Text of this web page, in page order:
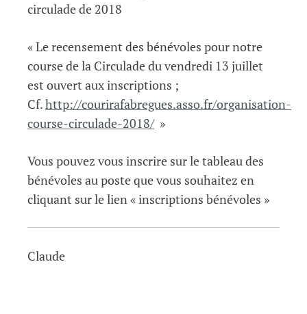
circulade de 2018
« Le recensement des bénévoles pour notre
course de la Circulade du vendredi 13 juillet
est ouvert aux inscriptions ;
Cf.http://courirafabregues.asso.fr/organisation-
course-circulade-2018/»
Vous pouvez vous inscrire sur le tableau des
bénévoles au poste que vous souhaitez en
cliquant sur le lien « inscriptions bénévoles »
Claude